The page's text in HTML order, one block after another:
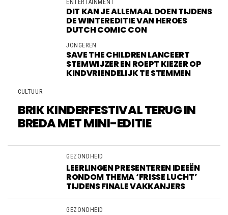
ENTERTAINMENT
DIT KAN JE ALLEMAAL DOEN TIJDENS
DE WINTEREDITIE VAN HEROES
DUTCH COMIC CON
JONGEREN
SAVE THE CHILDREN LANCEERT
STEMWIJZER EN ROEPT KIEZER OP
KINDVRIENDELIJK TE STEMMEN
CULTUUR
BRIK KINDERFESTIVAL TERUG IN
BREDA MET MINI-EDITIE
GEZONDHEID
LEERLINGEN PRESENTEREN IDEEËN
RONDOM THEMA ‘FRISSE LUCHT’
TIJDENS FINALE VAKKANJERS
GEZONDHEID